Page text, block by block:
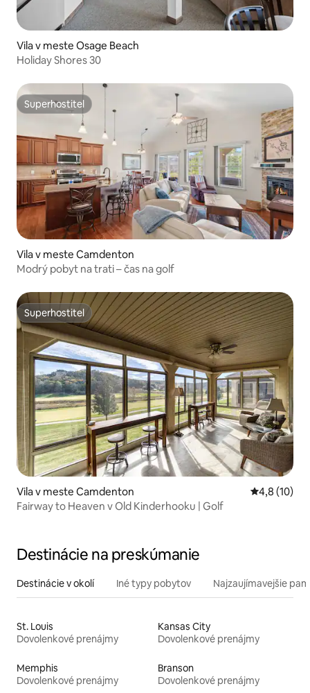
Vila v meste Osage Beach
Holiday Shores 30
Superhostiteľ
Superhostiteľ
Vila v meste Camdenton
Modrý pobyt na trati – čas na golf
Superhostiteľ
Superhostiteľ
Vila v meste Camdenton Priemerné
4,8 (10)
Fairway to Heaven v Old Kinderhooku | Golf
Destinácie na preskúmanie
Destinácie v okolí Iné typy pobytov Najzaujímavejšie
St. Louis
Dovolenkové prenájmy
Kansas City
Dovolenkové prenájmy
Memphis
Dovolenkové prenájmy
Branson
Dovolenkové prenájmy